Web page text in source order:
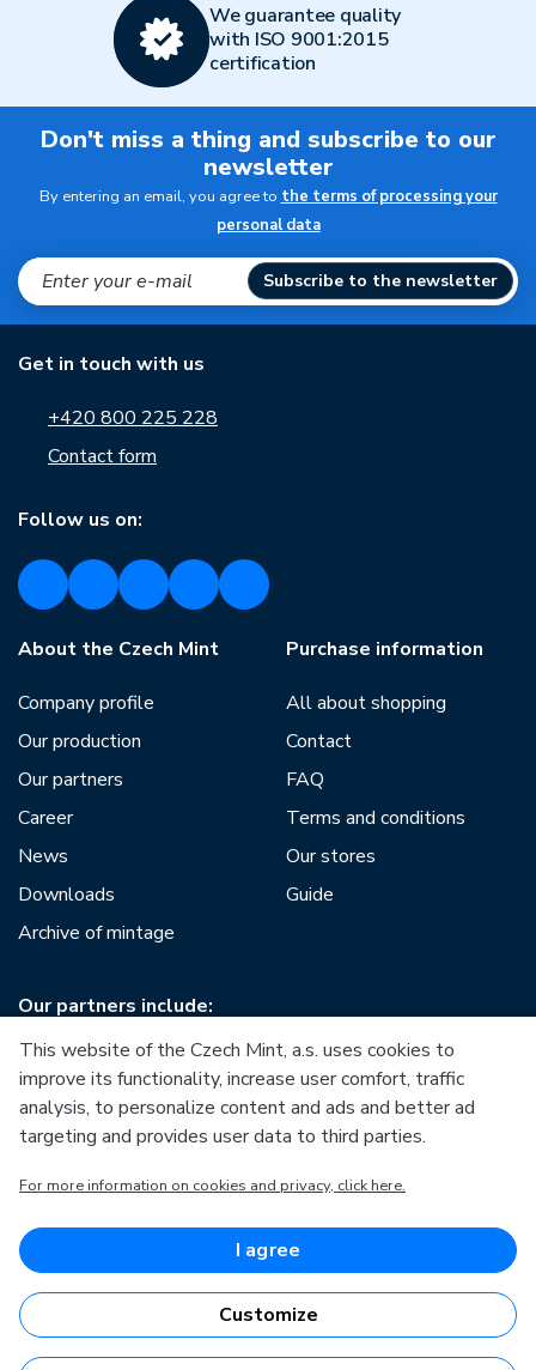
We guarantee quality
with ISO 9001:2015
certification
Don't miss a thing and subscribe to our
newsletter
By entering an email, you agree to the terms of processing your
personal data
Subscribe to the newsletter
Get in touch with us
+420 800 225 228
Contact form
Follow us on:
About the Czech Mint
Company profile
Our production
Our partners
Career
News
Downloads
Archive of mintage
Purchase information
All about shopping
Contact
FAQ
Terms and conditions
Our stores
Guide
Our partners include:
European Regional Development Fund
Competitiveness
European Regional Development Fund
This website of the Czech Mint, a.s. uses cookies to
improve its functionality, increase user comfort, traffic
analysis, to personalize content and ads and better ad
targeting and provides user data to third parties.
For more information on cookies and privacy, click here.
I agree
Customize